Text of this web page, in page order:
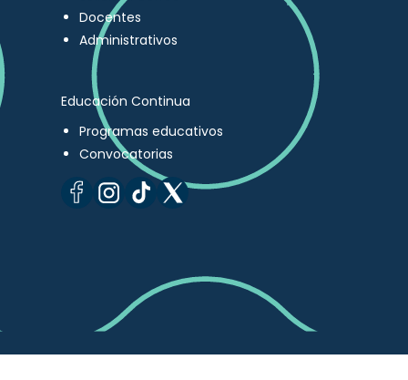
Docentes
Administrativos
Educación Continua
Programas educativos
Convocatorias